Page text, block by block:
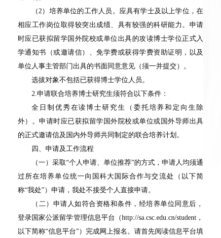
（2）培养单位的工作人员。应具有学士及以上学位，在
相应工作岗位取得较突出成绩、具有较强的科研能力。申请
时应已获拟留学国外院校或单位出具的攻读博士学位正式入
学通知书（或邀请信）、免学费或获得学费资助证明，以及
单位人事主管部门出具的书面同意意见（须一并提交）。
选拔对象不包括已获得博士学位人员。
2.申请联合培养博士研究生须符合以下条件：
全日制优秀在读博士研究生（委托培养和定向生除
外）。申请时应已获拟留学国外院校或单位或国外导师出具
的正式邀请信及国内外导师共同制定的联合培养计划。
四、申请及工作流程
（一）采取“个人申请、单位推荐”的方式，申请人均须通
过所在培养单位统一向国科大国际合作与交流处（以下简
称“我处”）申请，我处不接受个人直接申请。
（二）申请人如符合资格和条件，经培养单位同意后，
登录国家公派留学管理信息平台（http://sa.csc.edu.cn/student，
以下简称“信息平台”）完成网上报名。请首先阅读信息平台填